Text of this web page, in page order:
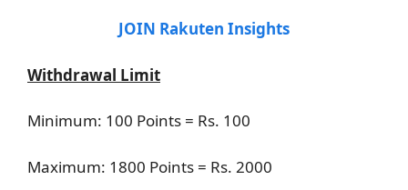
JOIN Rakuten Insights
Withdrawal Limit
Minimum: 100 Points = Rs. 100
Maximum: 1800 Points = Rs. 2000